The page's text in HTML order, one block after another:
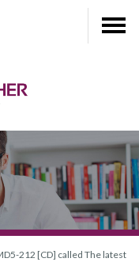
212 [CD] called The latest